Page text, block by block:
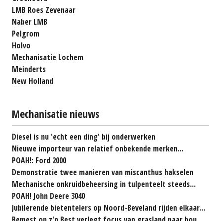
LMB Roes Zevenaar
Naber LMB
Pelgrom
Holvo
Mechanisatie Lochem
Meinderts
New Holland
Mechanisatie nieuws
Diesel is nu 'echt een ding' bij onderwerken
Nieuwe importeur van relatief onbekende merken...
POAH!: Ford 2000
Demonstratie twee manieren van miscanthus hakselen
Mechanische onkruidbeheersing in tulpenteelt steeds...
POAH! John Deere 3040
Jubilerende bietentelers op Noord-Beveland rijden elkaar...